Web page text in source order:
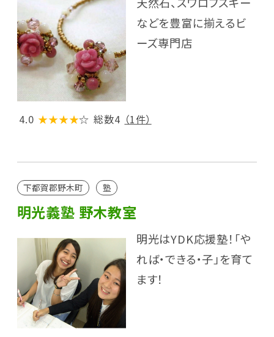
などを豊富に揃えるビ
ーズ専門店
4.0 ★★★★☆ 総数4 （1件）
下都賀郡野木町 塾
明光義塾 野木教室
明光はYDK応援塾！「や
れば・できる・子」を育て
ます！